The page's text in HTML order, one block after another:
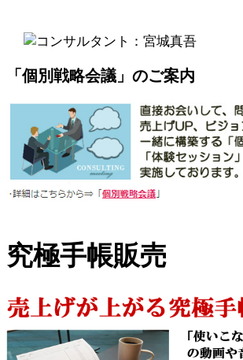
「個別戦略会議」のご案内
究極手帳販売